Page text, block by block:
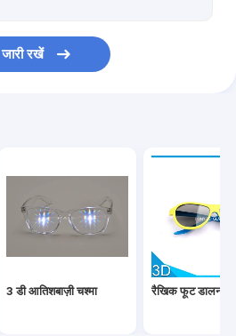
जारी रखें
3 डी आतिशबाज़ी चश्मा रैखिक फूट डालना 3